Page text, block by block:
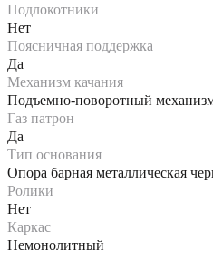
Подлокотники
Нет
Поясничная поддержка
Да
Механизм качания
Подъемно-поворотный
Газ патрон
Да
Тип основания
Опора барная металлическая
Ролики
Нет
Каркас
Немонолитный